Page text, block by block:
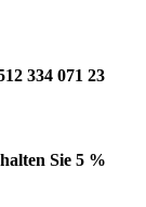
334 071 23
Sie 5 %